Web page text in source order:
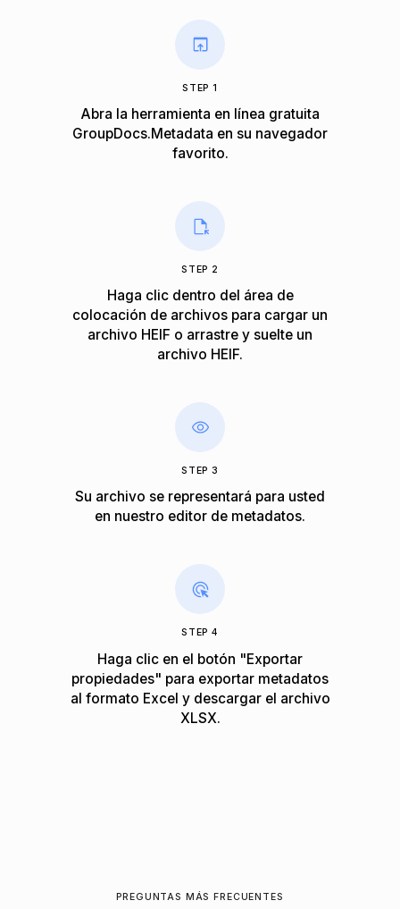
STEP 1
Abra la herramienta en línea gratuita
GroupDocs.Metadata en su navegador
favorito.
STEP 2
Haga clic dentro del área de
colocación de archivos para cargar un
archivo HEIF o arrastre y suelte un
archivo HEIF.
STEP 3
Su archivo se representará para usted
en nuestro editor de metadatos.
STEP 4
Haga clic en el botón "Exportar
propiedades" para exportar metadatos
al formato Excel y descargar el archivo
XLSX.
PREGUNTAS MÁS FRECUENTES